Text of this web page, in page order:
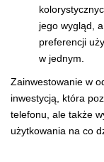
jego wygląd,
preferencji
w jednym.
Zainwestowanie w
inwestycją, która
telefonu, ale także
użytkowania na co